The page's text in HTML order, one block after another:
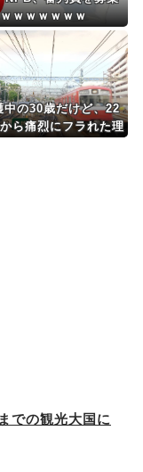
ｗｗｗｗｗｗ
中の30歳だけど、22
ら痛烈にフラれた理
での観光大国に